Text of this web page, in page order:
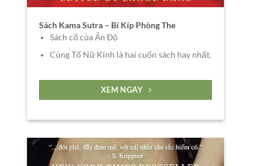
Sách Kama Sutra – Bí Kíp Phòng The
Sách cổ của Ấn Độ
Cùng Tố Nữ Kinh là hai cuốn sách hay nhất.
XEM NGAY